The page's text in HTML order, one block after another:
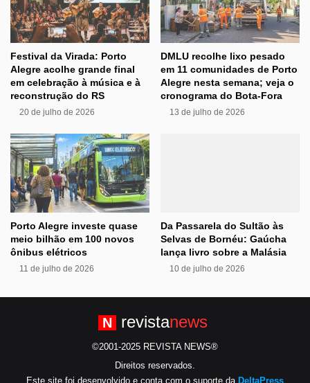
Festival da Virada: Porto
Alegre acolhe grande final
em celebração à música e à
reconstrução do RS
20 de julho de 2026
DMLU recolhe lixo pesado
em 11 comunidades de Porto
Alegre nesta semana; veja o
cronograma do Bota-Fora
13 de julho de 2026
Porto Alegre investe quase
meio bilhão em 100 novos
ônibus elétricos
11 de julho de 2026
Da Passarela do Sultão às
Selvas de Bornéu: Gaúcha
lança livro sobre a Malásia
10 de julho de 2026
N revistanews
©2001-2025 REVISTA NEWS®
Direitos reservados.
Este site foi desenvolvido e conta com o suporte da DeltaPress